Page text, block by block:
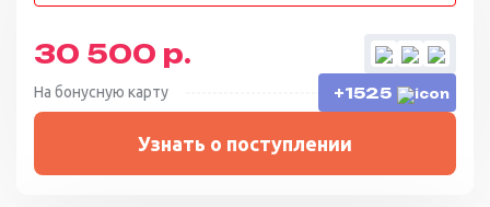
30 500 р.
На бонусную карту +1525
Узнать о поступлении